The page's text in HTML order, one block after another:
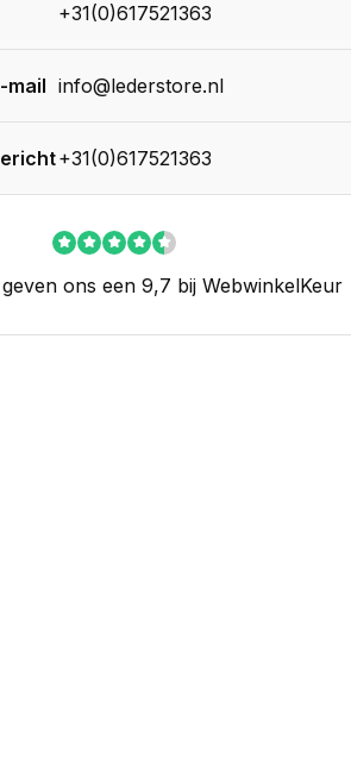
+31(0)617521363
mail info@lederstore.nl
+31(0)617521363
ons een 9,7 bij WebwinkelKeur